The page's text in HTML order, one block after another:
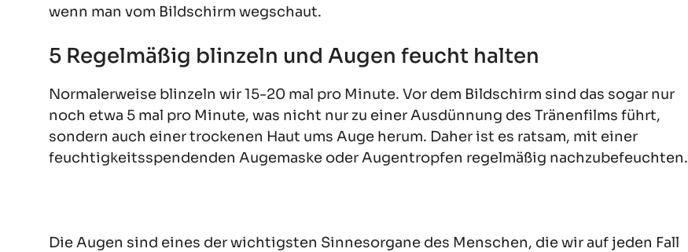
wenn man vom Bildschirm wegschaut.
5 Regelmäßig blinzeln und Augen feucht halten
Normalerweise blinzeln wir 15-20 mal pro Minute. Vor dem Bildschirm sind das sogar nur
noch etwa 5 mal pro Minute, was nicht nur zu einer Ausdünnung des Tränenfilms führt,
sondern auch einer trockenen Haut ums Auge herum. Daher ist es ratsam, mit einer
feuchtigkeitsspendenden Augemaske oder Augentropfen regelmäßig nachzubefeuchten.
Die Augen sind eines der wichtigsten Sinnesorgane des Menschen, die wir auf jeden Fall